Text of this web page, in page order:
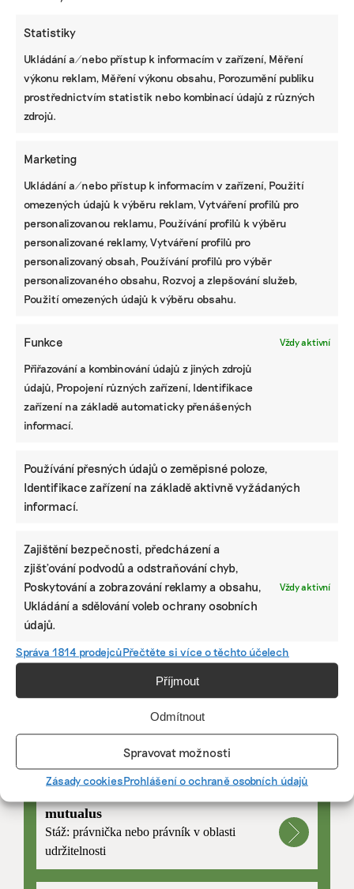
Statistiky
Ukládání a/nebo přístup k informacím v zařízení, Měření
výkonu reklam, Měření výkonu obsahu, Porozumění publiku
prostřednictvím statistik nebo kombinací údajů z různých
zdrojů.
Marketing
Ukládání a/nebo přístup k informacím v zařízení, Použití
omezených údajů k výběru reklam, Vytváření profilů pro
personalizovanou reklamu, Používání profilů k výběru
personalizované reklamy, Vytváření profilů pro
personalizovaný obsah, Používání profilů pro výběr
personalizovaného obsahu, Rozvoj a zlepšování služeb,
Použití omezených údajů k výběru obsahu.
Funkce Vždy aktivní
Přiřazování a kombinování údajů z jiných zdrojů
údajů, Propojení různých zařízení, Identifikace
zařízení na základě automaticky přenášených
informací.
Používání přesných údajů o zeměpisné poloze,
Identifikace zařízení na základě aktivně vyžádaných
informací.
Zajištění bezpečnosti, předcházení a
zjišťování podvodů a odstraňování chyb,
Poskytování a zobrazování reklamy a obsahu,
Ukládání a sdělování voleb ochrany osobních
údajů.
Vždy aktivní
Správa 1814 prodejcůPřečtěte si více o těchto účelech
Příjmout
Odmítnout
Spravovat možnosti
Zásady cookiesProhlášení o ochraně osobních údajů
BRANDNEWS
Ani trend, ani povinnost. Udržitelnost je
způsob, jak řídit firmu do budoucna a zvyšovat
její hodnotu, říká expertka
ZJEDNODUŠTE SI ŽIVOT S ESG
mutualus
Stáž: právnička nebo právník v oblasti
udržitelnosti